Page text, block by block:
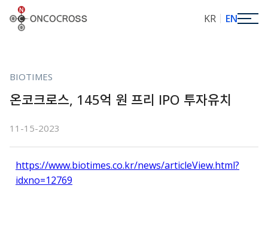
ONCOCROSS
KR EN
BIOTIMES
온코크로스, 145억 원 프리 IPO 투자유치
11-15-2023
https://www.biotimes.co.kr/news/articleView.html?
idxno=12769